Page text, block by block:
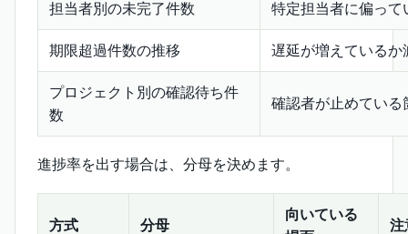
担当者別の未完了件数 特定担当者に偏って
期限超過件数の推移 遅延が増えているか
プロジェクト別の確認待ち件
数
確認者が止めている
進捗率を出す場合は、分母を決めます。
方式 分母
向いている
注